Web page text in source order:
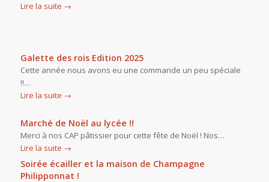
Lire la suite →
Galette des rois Edition 2025
Cette année nous avons eu une commande un peu spéciale
!!…
Lire la suite →
Marché de Noël au lycée !!
Merci à nos CAP pâtissier pour cette fête de Noël ! Nos…
Lire la suite →
Soirée écailler et la maison de Champagne
Philipponnat !